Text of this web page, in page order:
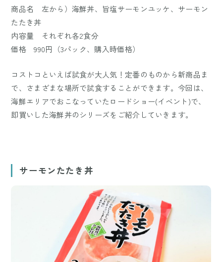
商品名 左から）海鮮丼、旨塩サーモンユッケ、サーモン
たたき丼
内容量 それぞれ各2食分
価格 990円（3パック、購入時価格）
コストコといえば試食が大人気！定番のものから新商品ま
で、さまざまな場所で試食することができます。今回は、
海鮮エリアでおこなっていたロードショー(イベント)で、
即買いした海鮮丼のシリーズをご紹介していきます。
サーモンたたき丼